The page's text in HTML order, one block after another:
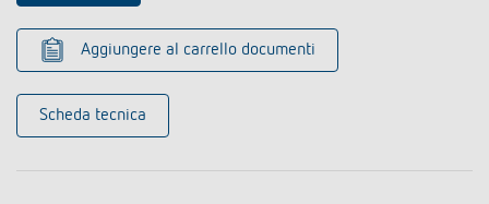
Aggiungere al carrello documenti
Scheda tecnica